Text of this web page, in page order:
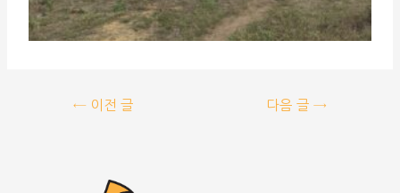
←이전 글 다음 글→